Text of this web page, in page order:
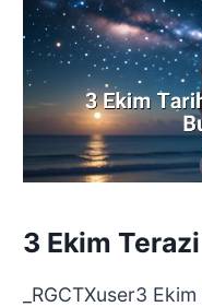
3 Ekim
_RGCTXuser3